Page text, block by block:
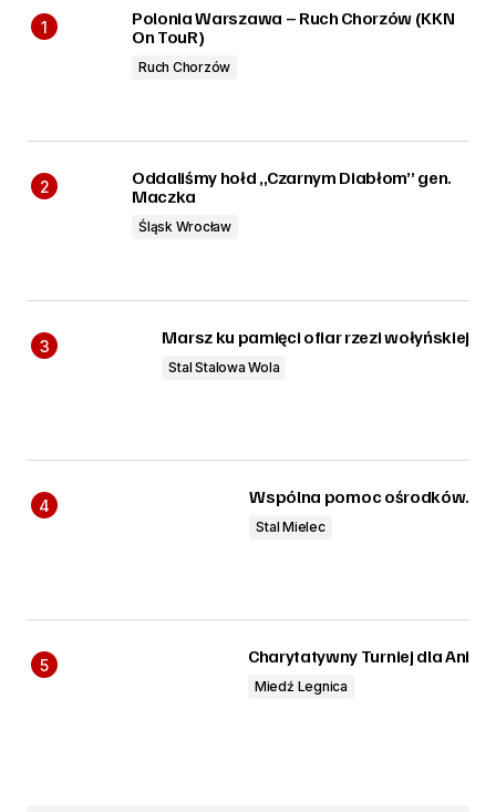
Polonia Warszawa – Ruch Chorzów (KKN
On TouR)
Ruch Chorzów
Oddaliśmy hołd „Czarnym Diabłom” gen.
Maczka
Śląsk Wrocław
Marsz ku pamięci ofiar rzezi wołyńskiej
Stal Stalowa Wola
Wspólna pomoc ośrodków.
Stal Mielec
Charytatywny Turniej dla Ani
Miedź Legnica